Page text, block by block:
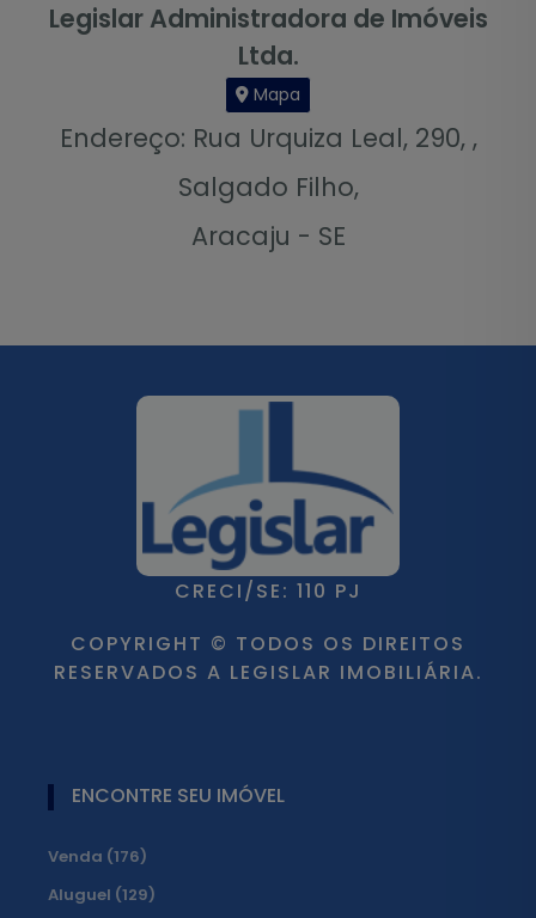
Legislar Administradora de Imóveis
Ltda.
Mapa
Endereço: Rua Urquiza Leal, 290, ,
Salgado Filho,
Aracaju - SE
CRECI/SE: 110 PJ
COPYRIGHT © TODOS OS DIREITOS
RESERVADOS A LEGISLAR IMOBILIÁRIA.
ENCONTRE SEU IMÓVEL
Venda (176)
Aluguel (129)